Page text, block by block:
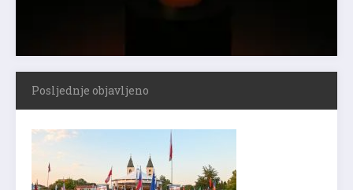
Posljednje objavljeno